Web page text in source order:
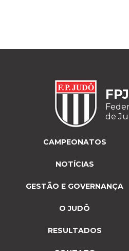
de
CAMPEONATOS
NOTÍCIAS
GESTÃO E GOVERNANÇA
O JUDÔ
RESULTADOS